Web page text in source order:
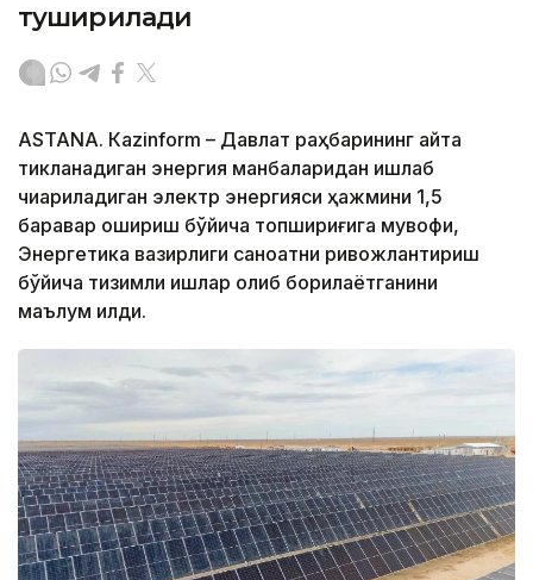
туширилади
ASTANА. Кazinform – Давлат раҳбарининг қайта
тикланадиган энергия манбаларидан ишлаб
чиқариладиган электр энергияси ҳажмини 1,5
баравар ошириш бўйича топшириғига мувофиқ,
Энергетика вазирлиги саноатни ривожлантириш
бўйича тизимли ишлар олиб борилаётганини
маълум қилди.